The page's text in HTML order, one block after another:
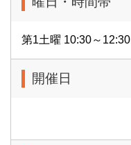
第1土曜 10:30～12:30
開催日